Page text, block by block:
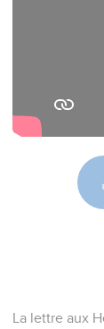
La lettre aux